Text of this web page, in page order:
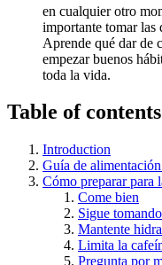
en cualquier otro
importante tomar las
Aprende qué dar de
empezar buenos
toda la vida.
Table of contents
Introduction
Guía de
Cómo preparar para
Come bien
Sigue
Mantente
Limita la
Pregunta por